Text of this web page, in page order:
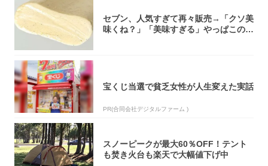
セブン、人気すぎて再々販売→「クソ美
味くね？」「美味すぎる」やっぱこのク
宝くじ当選で貧乏女性が人生変えた実話
PR(合同会社デジタルファーム )
スノーピークが最大60％OFF！テント
も焚き火台も楽天で大幅値下げ中